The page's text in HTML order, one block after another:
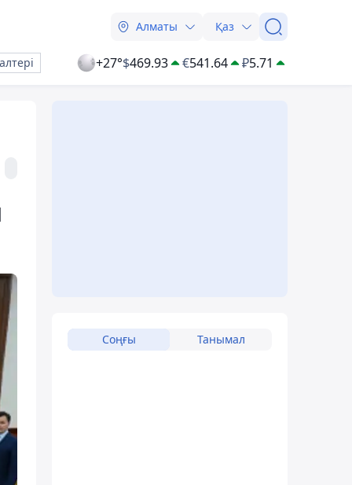
Алматы Қаз
+27°$469.93 €541.64 ₽5.71
Соңғы Танымал